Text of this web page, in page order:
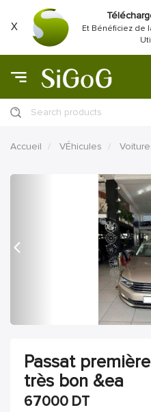
X
Et Bénéficiez de
Search products
Accueil VÉhicules
Passat
très bon &ea
67000 DT